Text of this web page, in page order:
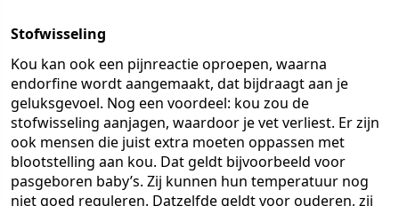
Stofwisseling
Kou kan ook een pijnreactie oproepen, waarna
endorfine wordt aangemaakt, dat bijdraagt aan je
geluksgevoel. Nog een voordeel: kou zou de
stofwisseling aanjagen, waardoor je vet verliest. Er zijn
ook mensen die juist extra moeten oppassen met
blootstelling aan kou. Dat geldt bijvoorbeeld voor
pasgeboren baby’s. Zij kunnen hun temperatuur nog
niet goed reguleren. Datzelfde geldt voor ouderen, zij